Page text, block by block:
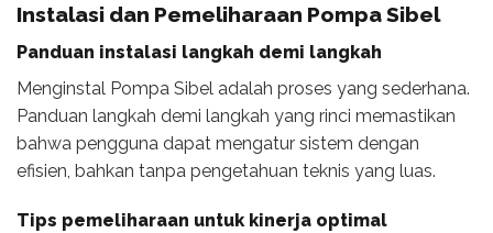
Instalasi dan Pemeliharaan Pompa Sibel
Panduan instalasi langkah demi langkah
Menginstal Pompa Sibel adalah proses yang sederhana.
Panduan langkah demi langkah yang rinci memastikan
bahwa pengguna dapat mengatur sistem dengan
efisien, bahkan tanpa pengetahuan teknis yang luas.
Tips pemeliharaan untuk kinerja optimal